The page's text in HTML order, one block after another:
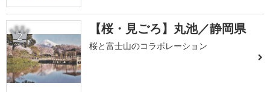
2 【桜・見ごろ】丸池／静岡県
桜と富士山のコラボレーション